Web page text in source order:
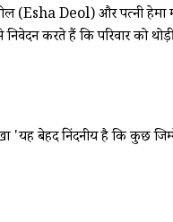
Deol) और पत्नी हेमा
करते हैं कि परिवार को
'यह बेहद निंदनीय है कि कुछ